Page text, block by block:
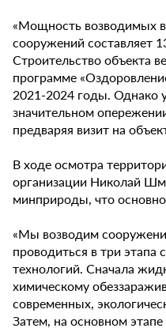
«Мощность возводимых
сооружений составляет
Строительство объекта
программе
2021-2024 годы. Однако
значительном
предваряя визит на
В ходе осмотра
организации Николай
минприроды, что
«Мы возводим
проводиться в три
технологий. Сначала
химическому
современных,
Затем, на основном